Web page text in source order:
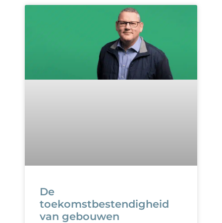
De
toekomstbestendigheid
van gebouwen